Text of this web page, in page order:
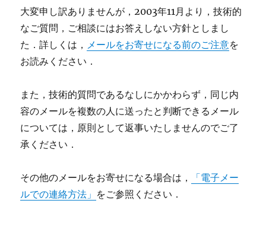
大変申し訳ありませんが，2003年11月より，技術的
なご質問，ご相談にはお答えしない方針としまし
た．詳しくは， メールをお寄せになる前のご注意を
お読みください．
また，技術的質問であるなしにかかわらず，同じ内
容のメールを複数の人に送ったと判断できるメール
については，原則として返事いたしませんのでご了
承ください．
その他のメールをお寄せになる場合は，
「電子メー
ルでの連絡方法」 をご参照ください．